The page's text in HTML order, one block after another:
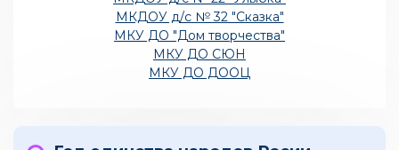
МКДОУ д/с № 32 "Сказка"
МКУ ДО "Дом творчества"
МКУ ДО СЮН
МКУ ДО ДООЦ